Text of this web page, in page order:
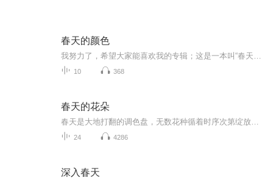
春天的颜色
10 368
春天的花朵
24 4286
深入春天